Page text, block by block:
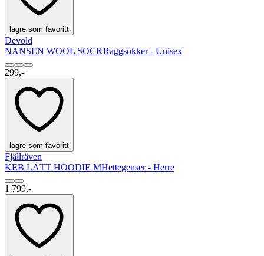
lagre som favoritt
Devold
NANSEN WOOL SOCKRaggsokker - Unisex
299,-
lagre som favoritt
Fjällräven
KEB LÄTT HOODIE MHettegenser - Herre
1 799,-